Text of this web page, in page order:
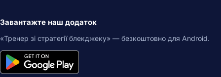
Завантажте наш додаток
«Тренер зі стратегії блекджеку» — безкоштовно для Android.